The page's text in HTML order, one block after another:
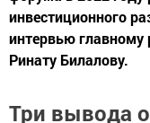
инвестиционного
интервью главному
Ринату Билалову.
Три вывода